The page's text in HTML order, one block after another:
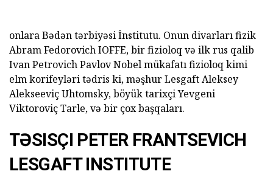
onlara Bədən tərbiyəsi İnstitutu. Onun divarları fizik
Abram Fedorovich IOFFE, bir fizioloq və ilk rus qalib
Ivan Petrovich Pavlov Nobel mükafatı fizioloq kimi
elm korifeyləri tədris ki, məşhur Lesgaft Aleksey
Alekseeviç Uhtomsky, böyük tarixçi Yevgeni
Viktoroviç Tarle, və bir çox başqaları.
TƏSISÇI PETER FRANTSEVICH
LESGAFT INSTITUTE